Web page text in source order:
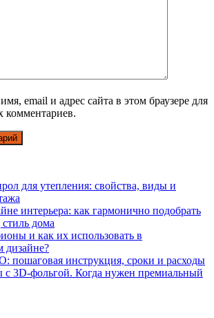
email и адрес сайта в этом браузере для
для утепления: свойства, виды и
интерьера: как гармонично подобрать
дома
и как их использовать в
дизайне?
пошаговая инструкция, сроки и расходы
с 3D-фольгой. Когда нужен премиальный